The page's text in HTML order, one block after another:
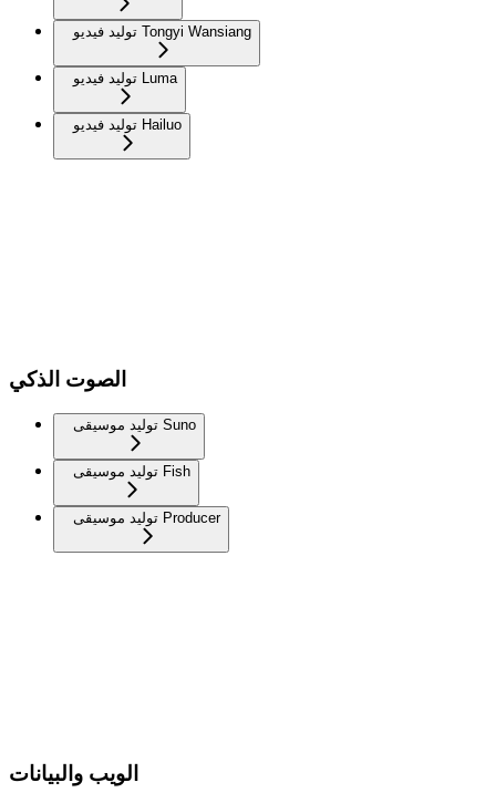
توليد فيديو Tongyi Wansiang
توليد فيديو Luma
توليد فيديو Hailuo
الصوت الذكي
توليد موسيقى Suno
توليد موسيقى Fish
توليد موسيقى Producer
الويب والبيانات